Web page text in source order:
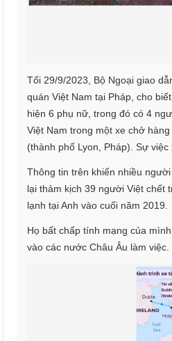
Tối 29/9/2023, Bộ Ngoại giao
quán Việt Nam tại Pháp, cho
hiện 6 phụ nữ, trong đó có 4
Việt Nam trong một xe chở
(thành phố Lyon, Pháp). Sự việc
Thông tin trên khiến nhiều
lại thảm kịch 39 người Việt chết
lạnh tại Anh vào cuối năm 2019.
Họ bất chấp tính mạng của
vào các nước Châu Âu làm việc.